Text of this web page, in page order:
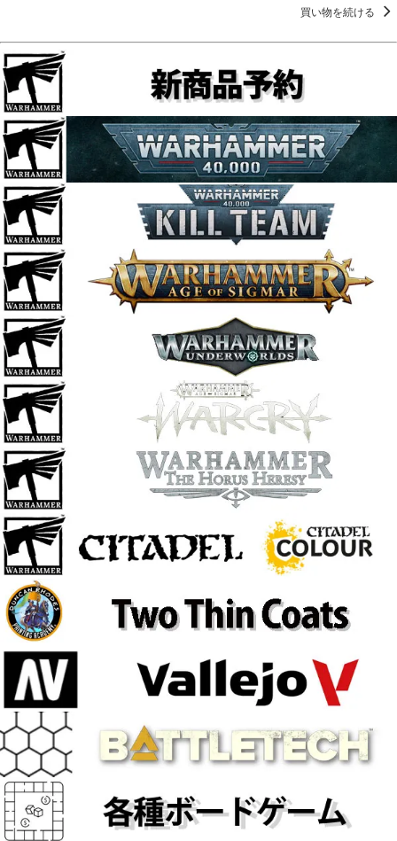
買い物を続ける